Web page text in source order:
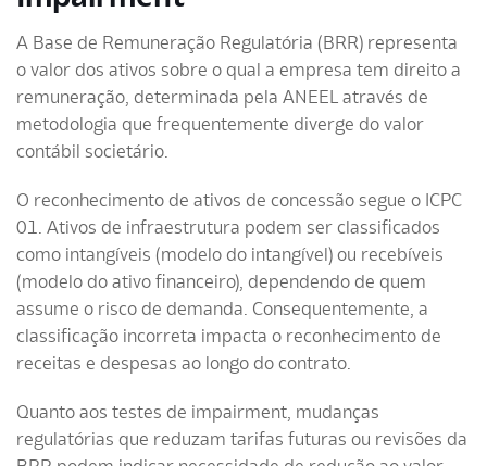
A Base de Remuneração Regulatória (BRR) representa
o valor dos ativos sobre o qual a empresa tem direito a
remuneração, determinada pela ANEEL através de
metodologia que frequentemente diverge do valor
contábil societário.
O reconhecimento de ativos de concessão segue o ICPC
01. Ativos de infraestrutura podem ser classificados
como intangíveis (modelo do intangível) ou recebíveis
(modelo do ativo financeiro), dependendo de quem
assume o risco de demanda. Consequentemente, a
classificação incorreta impacta o reconhecimento de
receitas e despesas ao longo do contrato.
Quanto aos testes de impairment, mudanças
regulatórias que reduzam tarifas futuras ou revisões da